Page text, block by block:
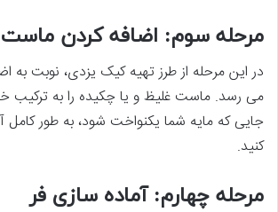
مرحله سوم: اضافه کردن ماست
در این مرحله از طرز تهیه کیک یزدی، نوبت به
می ­رسد. ماست غلیظ و یا چکیده را به ترکیب
جایی که مایه شما یکنواخت شود، به ­طور کامل
کنید.
مرحله چهارم: آماده­ سازی فر